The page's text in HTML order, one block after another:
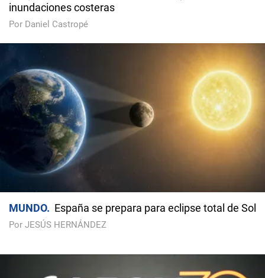
inundaciones costeras
Por Daniel Castropé
MUNDO España se prepara para eclipse total de Sol
Por JESÚS HERNÁNDEZ